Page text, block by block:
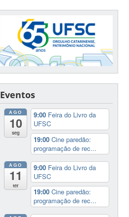
Eventos
AGO
10
seg
9:00 Feira do Livro da
UFSC
19:00Cine paredão:
programação de rec...
AGO
11
ter
9:00 Feira do Livro da
UFSC
19:00Cine paredão:
programação de rec...